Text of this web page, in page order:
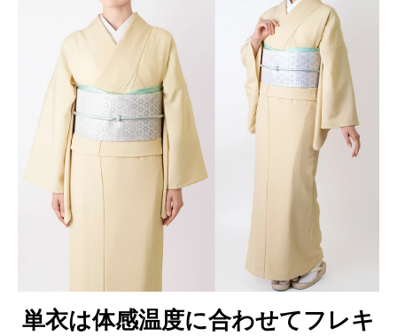
単衣は体感温度に合わせてフレキ